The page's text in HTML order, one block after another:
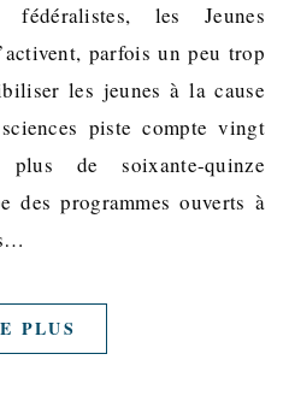
fédéralistes, les Jeunes
parfois un peu trop
les jeunes à la cause
piste compte vingt
de soixante-quinze
des programmes ouverts à
PLUS